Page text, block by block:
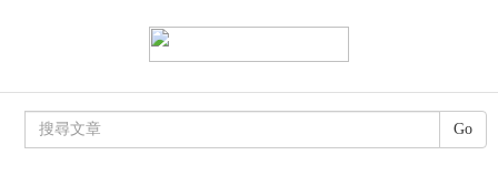
Go